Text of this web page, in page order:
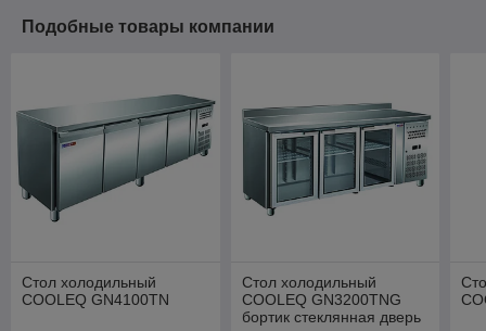
Подобные товары компании
Стол холодильный
COOLEQ GN4100TN
Стол холодильный
COOLEQ GN3200TNG
бортик стеклянная дверь